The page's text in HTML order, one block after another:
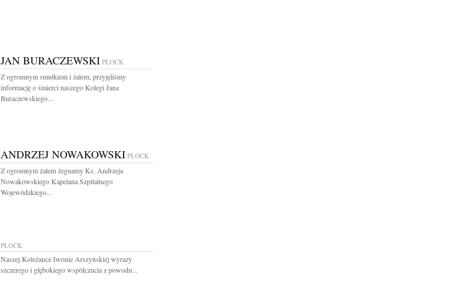
JAN BURACZEWSKI PŁOCK
Z ogromnym smutkiem i żalem, przyjęliśmy
informację o śmierci naszego Kolegi Jana
Buraczewskiego...
ANDRZEJ NOWAKOWSKI PŁOCK
Z ogromnym żalem żegnamy Ks. Andrzeja
Nowakowskiego Kapelana Szpitalnego
Wojewódzkiego...
PŁOCK
Naszej Koleżance Iwonie Arszyńskiej wyrazy
szczerego i głębokiego współczucia z powodu...